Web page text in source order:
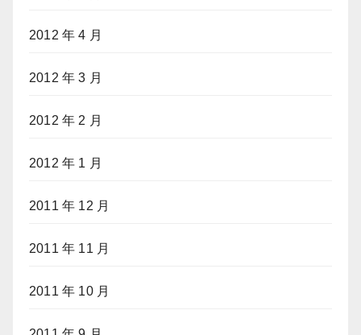
2012 年 4 月
2012 年 3 月
2012 年 2 月
2012 年 1 月
2011 年 12 月
2011 年 11 月
2011 年 10 月